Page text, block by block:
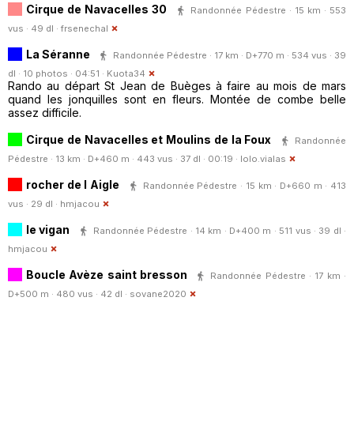
Cirque de Navacelles 30
Randonnée Pédestre · 15 km · 553
vus · 49 dl · frsenechal
La Séranne
Randonnée Pédestre · 17 km · D+770 m · 534 vus · 39
dl · 10 photos · 04:51 · Kuota34
Rando au départ St Jean de Buèges à faire au mois de mars
quand les jonquilles sont en fleurs. Montée de combe belle
assez difficile.
Cirque de Navacelles et Moulins de la Foux
Randonnée
Pédestre · 13 km · D+460 m · 443 vus · 37 dl · 00:19 · lolo.vialas
rocher de l Aigle
Randonnée Pédestre · 15 km · D+660 m · 413
vus · 29 dl · hmjacou
le vigan
Randonnée Pédestre · 14 km · D+400 m · 511 vus · 39 dl ·
hmjacou
Boucle Avèze saint bresson
Randonnée Pédestre · 17 km ·
D+500 m · 480 vus · 42 dl · sovane2020